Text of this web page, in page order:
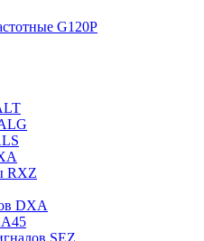
G120P
RXZ
DXA
SEZ